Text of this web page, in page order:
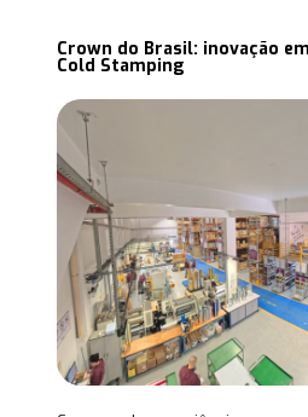
Crown do Brasil: inovação
Cold Stamping